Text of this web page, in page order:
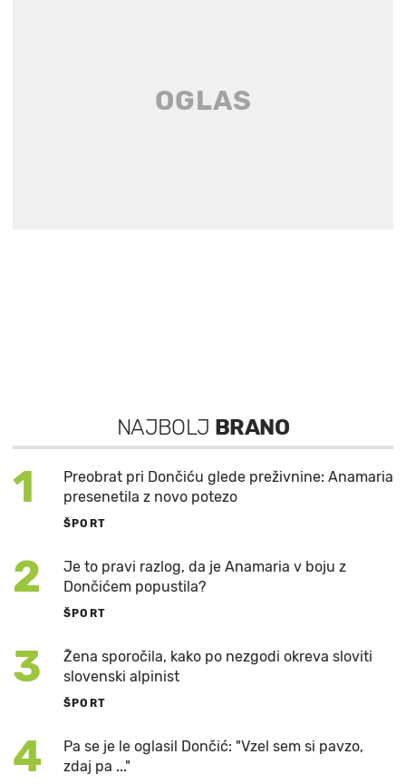
NAJBOLJ BRANO
1
Preobrat pri Dončiću glede preživnine: Anamaria
presenetila z novo potezo
ŠPORT
2
Je to pravi razlog, da je Anamaria v boju z
Dončićem popustila?
ŠPORT
3
Žena sporočila, kako po nezgodi okreva sloviti
slovenski alpinist
ŠPORT
4
Pa se je le oglasil Dončić: "Vzel sem si pavzo,
zdaj pa ..."